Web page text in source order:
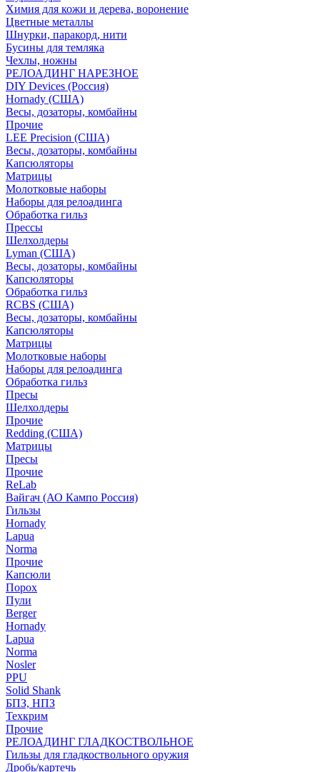
Химия для кожи и дерева, воронение
Цветные металлы
Шнурки, паракорд, нити
Бусины для темляка
Чехлы, ножны
РЕЛОАДИНГ НАРЕЗНОЕ
DIY Devices (Россия)
Hornady (США)
Весы, дозаторы, комбайны
Прочие
LEE Precision (США)
Весы, дозаторы, комбайны
Капсюляторы
Матрицы
Молотковые наборы
Наборы для релоадинга
Обработка гильз
Преcсы
Шелхолдеры
Lyman (США)
Весы, дозаторы, комбайны
Капсюляторы
Обработка гильз
RCBS (США)
Весы, дозаторы, комбайны
Капсюляторы
Матрицы
Молотковые наборы
Наборы для релоадинга
Обработка гильз
Пресы
Шелхолдеры
Прочие
Redding (США)
Матрицы
Пресы
Прочие
ReLab
Вайгач (АО Кампо Россия)
Гильзы
Hornady
Lapua
Norma
Прочие
Капсюли
Порох
Пули
Berger
Hornady
Lapua
Norma
Nosler
PPU
Solid Shank
БПЗ, НПЗ
Техкрим
Прочие
РЕЛОАДИНГ ГЛАДКОСТВОЛЬНОЕ
Гильзы для гладкоствольного оружия
Дробь/картечь